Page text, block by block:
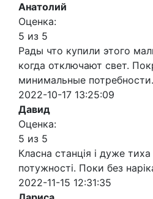
Анатолий
Оценка:
5 из 5
Рады что купили этого
когда отключают свет.
минимальные потребности.
2022-10-17 13:25:09
Давид
Оценка:
5 из 5
Класна станція і дуже тиха
потужності. Поки без
2022-11-15 12:31:35